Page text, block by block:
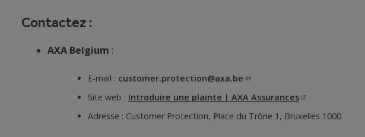
Contactez :
AXA Belgium :
E-mail : customer.protection@axa.be
Site web : Introduire une plainte | AXA Assurances
Adresse : Customer Protection, Place du Trône 1, Bruxelles 1000